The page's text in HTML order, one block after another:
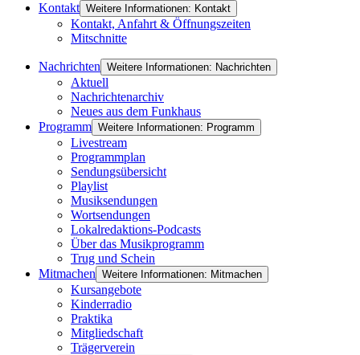
Kontakt Weitere Informationen: Kontakt
Kontakt, Anfahrt & Öffnungszeiten
Mitschnitte
Nachrichten Weitere Informationen: Nachrichten
Aktuell
Nachrichtenarchiv
Neues aus dem Funkhaus
Programm Weitere Informationen: Programm
Livestream
Programmplan
Sendungsübersicht
Playlist
Musiksendungen
Wortsendungen
Lokalredaktions-Podcasts
Über das Musikprogramm
Trug und Schein
Mitmachen Weitere Informationen: Mitmachen
Kursangebote
Kinderradio
Praktika
Mitgliedschaft
Trägerverein